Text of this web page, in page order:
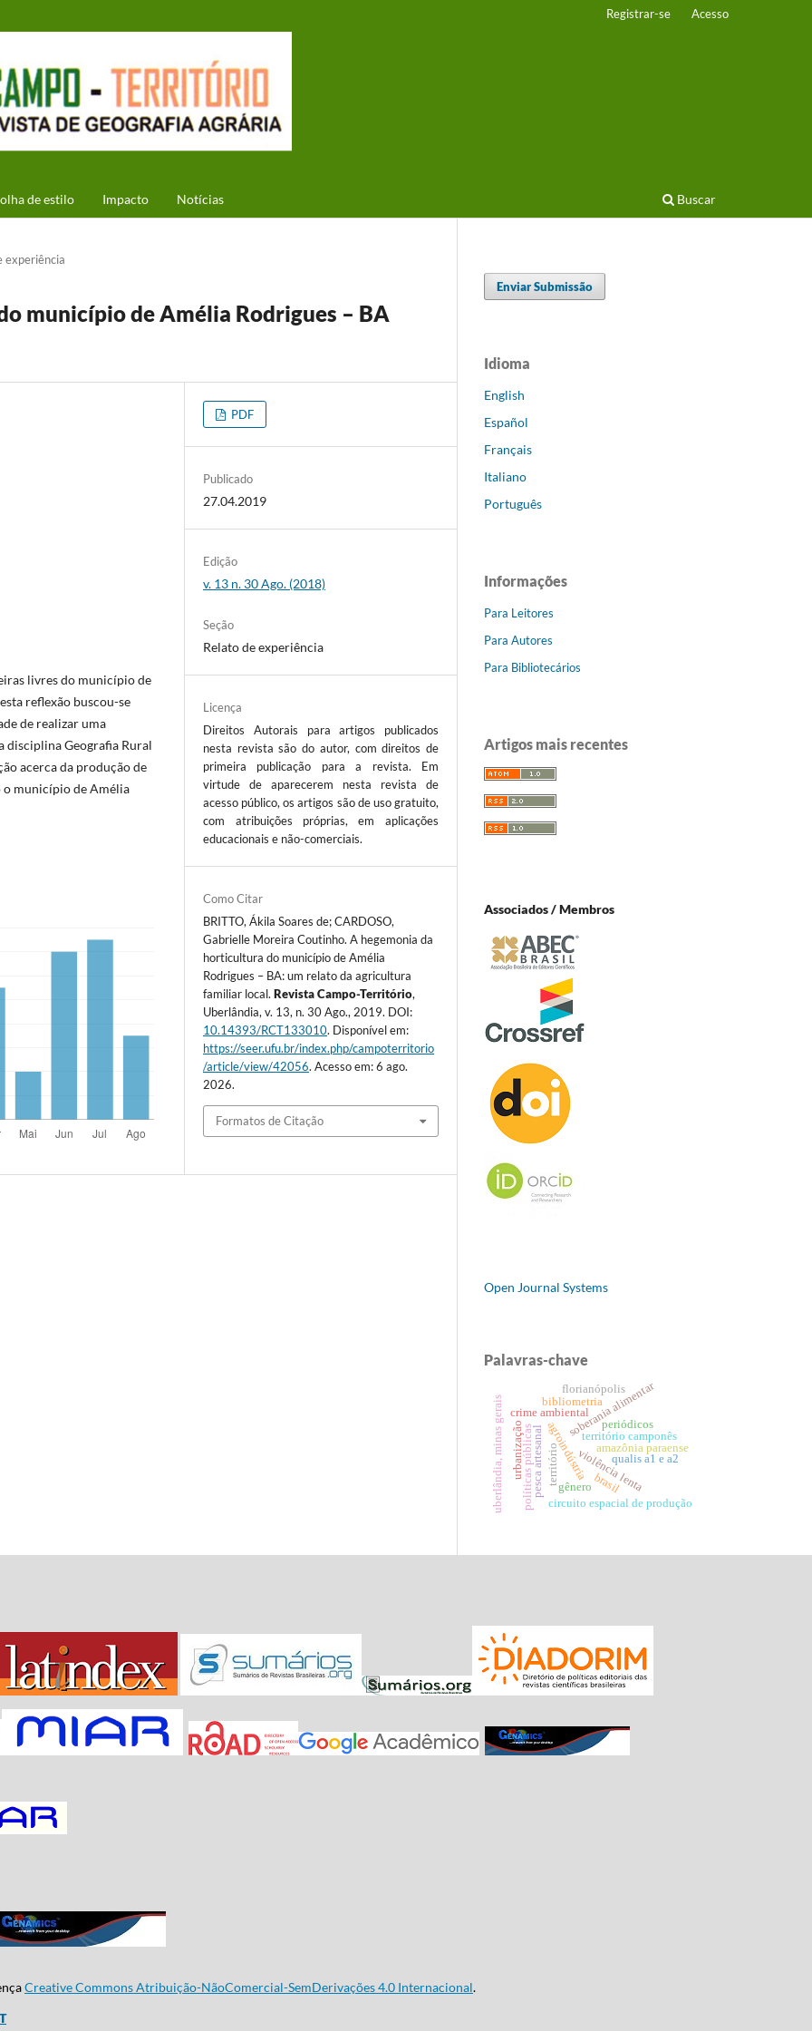
de estilo Impacto Notícias Buscar
Registrar-se Acesso
experiência
município de Amélia Rodrigues – BA
livres do município de
reflexão buscou-se
de realizar uma
disciplina Geografia Rural
acerca da produção de
o município de Amélia
PDF
Publicado
27.04.2019
Edição
v. 13 n. 30 Ago. (2018)
Seção
Relato de experiência
Licença
Direitos Autorais para artigos publicados
nesta revista são do autor, com direitos de
primeira publicação para a revista. Em
virtude de aparecerem nesta revista de
acesso público, os artigos são de uso gratuito,
com atribuições próprias, em aplicações
educacionais e não-comerciais.
Como Citar
BRITTO, Ákila Soares de; CARDOSO,
Gabrielle Moreira Coutinho. A hegemonia da
horticultura do município de Amélia
Rodrigues – BA: um relato da agricultura
familiar local.Revista Campo-Território,
Uberlândia, v. 13, n. 30 Ago., 2019. DOI:
10.14393/RCT133010. Disponível em:
https://seer.ufu.br/index.php/campoterritorio
/article/view/42056. Acesso em: 6 ago.
2026.
Formatos de Citação
Enviar Submissão
Idioma
English
Español
Français
Italiano
Português
Informações
Para Leitores
Para Autores
Para Bibliotecários
Artigos mais recentes
Associados / Membros
Open Journal Systems
Palavras-chave
território camponês
violência lenta
agroindústria
soberania alimentar
amazônia paraense
crime ambiental
território
gênero
pesca artesanal
circuito espacial de produção
bibliometria
periódicos
qualis a1 e a2
uberlândia, minas gerais políticas públicas brasil
florianópolis
urbanização
Creative Commons Atribuição-NãoComercial-SemDerivações 4.0 Internacional.